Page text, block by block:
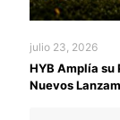
julio 23, 2026
HYB Amplía su
Nuevos